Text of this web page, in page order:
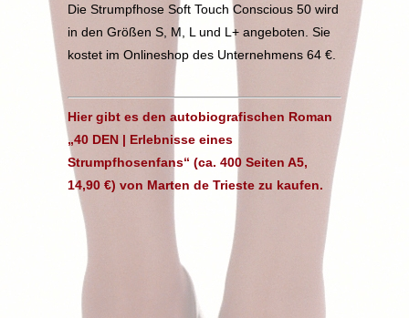
Die Strumpfhose Soft Touch Conscious 50 wird
in den Größen S, M, L und L+ angeboten. Sie
kostet im Onlineshop des Unternehmens 64 €.
Hier gibt es den autobiografischen Roman
„40 DEN | Erlebnisse eines
Strumpfhosenfans“ (ca. 400 Seiten A5,
14,90 €) von Marten de Trieste zu kaufen.